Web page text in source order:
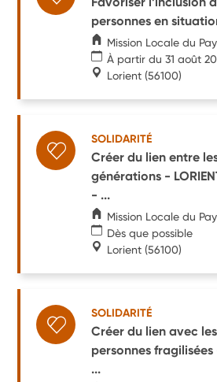
personnes en
Mission Locale du
À partir du 31 août
Lorient (56100)
SOLIDARITÉ
Créer du lien entre
générations -
- ...
Mission Locale du
Dès que possible
Lorient (56100)
SOLIDARITÉ
Créer du lien avec les
personnes
...